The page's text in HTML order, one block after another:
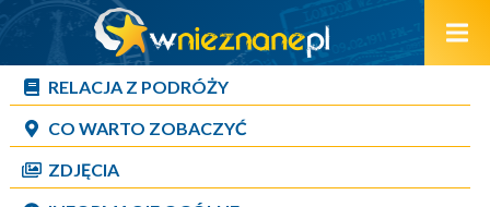
RELACJA Z PODRÓŻY
CO WARTO ZOBACZYĆ
ZDJĘCIA